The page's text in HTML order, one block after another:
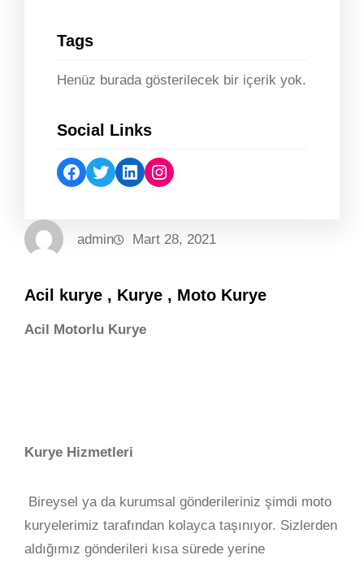
Tags
Henüz burada gösterilecek bir içerik yok.
Social Links
Facebook Twitter LinkedIn Instagram
admin Mart 28, 2021
Acil kurye , Kurye , Moto Kurye
Acil Motorlu Kurye
Kurye Hizmetleri
Bireysel ya da kurumsal gönderileriniz şimdi moto
kuryelerimiz tarafından kolayca taşınıyor. Sizlerden
aldığımız gönderileri kısa sürede yerine